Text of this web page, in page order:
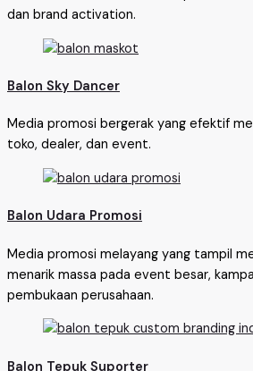
dan brand activation.
Balon Sky Dancer
Media promosi bergerak yang efektif
toko, dealer, dan event.
Balon Udara Promosi
Media promosi melayang yang tampil
menarik massa pada event besar,
pembukaan perusahaan.
Balon Tepuk Suporter